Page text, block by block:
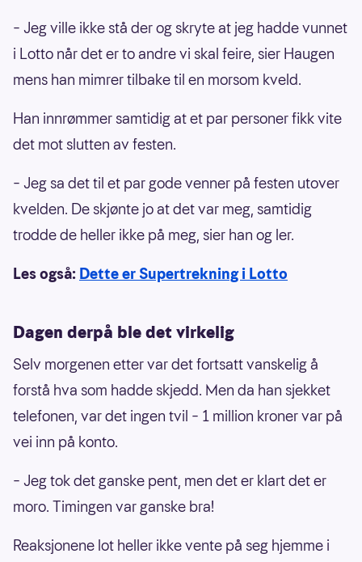
– Jeg ville ikke stå der og skryte at jeg hadde vunnet
i Lotto når det er to andre vi skal feire, sier Haugen
mens han mimrer tilbake til en morsom kveld.
Han innrømmer samtidig at et par personer fikk vite
det mot slutten av festen.
– Jeg sa det til et par gode venner på festen utover
kvelden. De skjønte jo at det var meg, samtidig
trodde de heller ikke på meg, sier han og ler.
Les også: Dette er Supertrekning i Lotto
Dagen derpå ble det virkelig
Selv morgenen etter var det fortsatt vanskelig å
forstå hva som hadde skjedd. Men da han sjekket
telefonen, var det ingen tvil – 1 million kroner var på
vei inn på konto.
– Jeg tok det ganske pent, men det er klart det er
moro. Timingen var ganske bra!
Reaksjonene lot heller ikke vente på seg hjemme i